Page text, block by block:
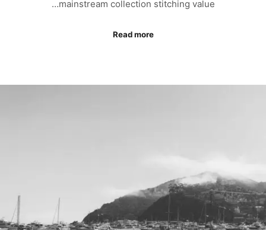
mainstream collection stitching value…
Read more